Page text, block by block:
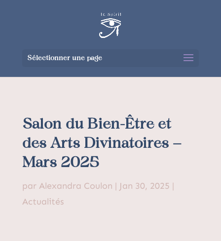
Sélectionner une page
Salon du Bien-Être et
des Arts Divinatoires –
Mars 2025
par Alexandra Coulon | Jan 30, 2025 |
Actualités